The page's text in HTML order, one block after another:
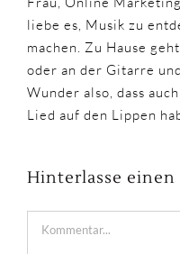
liebe es, Musik zu
machen. Zu Hause
oder an der Gitarre
Wunder also, dass
Lied auf den Lippen
Hinterlasse
Kommentar